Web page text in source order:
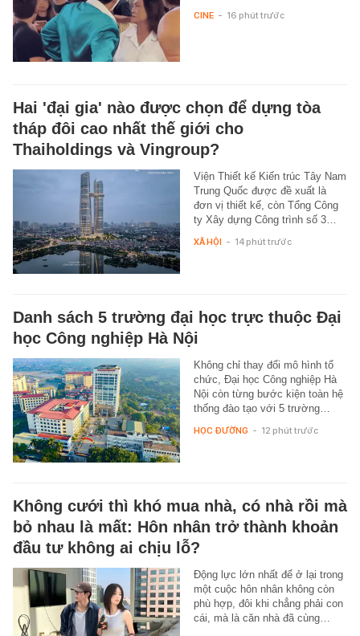
CINE - 16 phút trước
Hai 'đại gia' nào được chọn để dựng tòa
tháp đôi cao nhất thế giới cho
Thaiholdings và Vingroup?
Viện Thiết kế Kiến trúc Tây Nam
Trung Quốc được đề xuất là
đơn vị thiết kế, còn Tổng Công
ty Xây dựng Công trình số 3…
XÃ HỘI - 14 phút trước
Danh sách 5 trường đại học trực thuộc Đại
học Công nghiệp Hà Nội
Không chỉ thay đổi mô hình tổ
chức, Đại học Công nghiệp Hà
Nội còn từng bước kiện toàn hệ
thống đào tạo với 5 trường…
HỌC ĐƯỜNG - 12 phút trước
Không cưới thì khó mua nhà, có nhà rồi mà
bỏ nhau là mất: Hôn nhân trở thành khoản
đầu tư không ai chịu lỗ?
Động lực lớn nhất để ở lại trong
một cuộc hôn nhân không còn
phù hợp, đôi khi chẳng phải con
cái, mà là căn nhà đã cùng…